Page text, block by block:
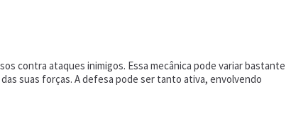
contra ataques inimigos. Essa mecânica pode variar bastante
suas forças. A defesa pode ser tanto ativa, envolvendo